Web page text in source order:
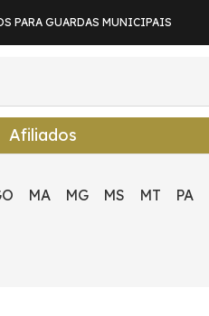
PARA GUARDAS MUNICIPAIS
Afiliados
MA MG MS MT PA